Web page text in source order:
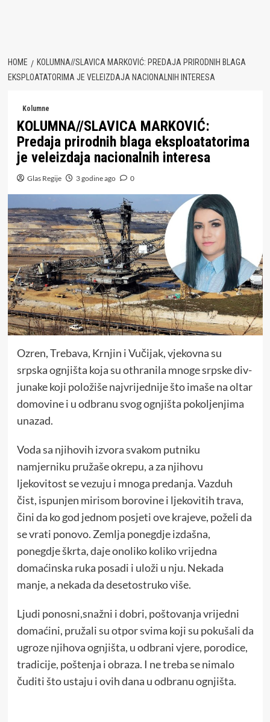
HOME
KOLUMNA//SLAVICA MARKOVIĆ: PREDAJA PRIRODNIH BLAGA
EKSPLOATATORIMA JE VELEIZDAJA NACIONALNIH INTERESA
Kolumne
KOLUMNA//SLAVICA MARKOVIĆ:
Predaja prirodnih blaga eksploatatorima
je veleizdaja nacionalnih interesa
Glas Regije 3 godine ago 0
Ozren, Trebava, Krnjin i Vučijak, vjekovna su
srpska ognjišta koja su othranila mnoge srpske div-
junake koji položiše najvrijednije što imaše na oltar
domovine i u odbranu svog ognjišta pokoljenjima
unazad.
Voda sa njihovih izvora svakom putniku
namjerniku pružaše okrepu, a za njihovu
ljekovitost se vezuju i mnoga predanja. Vazduh
čist, ispunjen mirisom borovine i ljekovitih trava,
čini da ko god jednom posjeti ove krajeve, poželi da
se vrati ponovo. Zemlja ponegdje izdašna,
ponegdje škrta, daje onoliko koliko vrijedna
domaćinska ruka posadi i uloži u nju. Nekada
manje, a nekada da desetostruko više.
Ljudi ponosni,snažni i dobri, poštovanja vrijedni
domaćini, pružali su otpor svima koji su pokušali da
ugroze njihova ognjišta, u odbrani vjere, porodice,
tradicije, poštenja i obraza. I ne treba se nimalo
čuditi što ustaju i ovih dana u odbranu ognjišta.